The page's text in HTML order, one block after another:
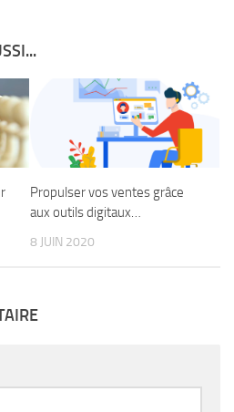
Propulser vos ventes grâce
aux outils digitaux…
8 JUIN 2020